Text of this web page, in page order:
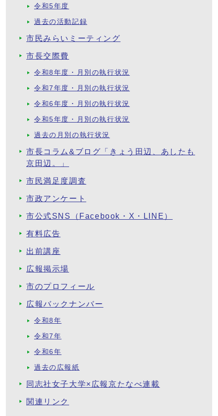
令和5年度
過去の活動記録
市民みらいミーティング
市長交際費
令和8年度・月別の執行状況
令和7年度・月別の執行状況
令和6年度・月別の執行状況
令和5年度・月別の執行状況
過去の月別の執行状況
市長コラム&ブログ「きょう田辺、あしたも
京田辺。」
市民満足度調査
市政アンケート
市公式SNS（Facebook・X・LINE）
有料広告
出前講座
広報掲示場
市のプロフィール
広報バックナンバー
令和8年
令和7年
令和6年
過去の広報紙
同志社女子大学×広報京たなべ連載
関連リンク